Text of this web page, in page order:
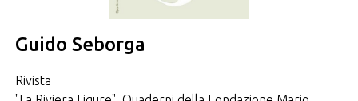
Guido Seborga
Rivista